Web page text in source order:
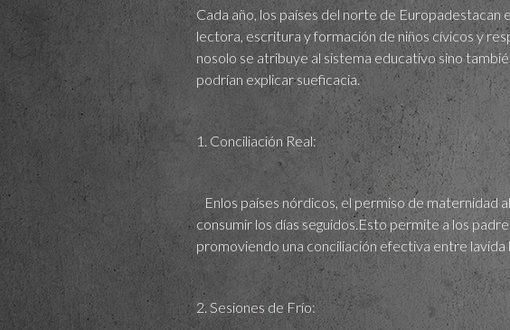
Cada año, los países del norte de
lectora, escritura y formación de niños cívicos y
nosolo se atribuye al sistema educativo sino
podrían explicar sueficacia.
1. Conciliación Real:
Enlos países nórdicos, el permiso de maternidad
consumir los días seguidos.Esto permite a los
promoviendo una conciliación efectiva entre lavida
2. Sesiones de Frío: